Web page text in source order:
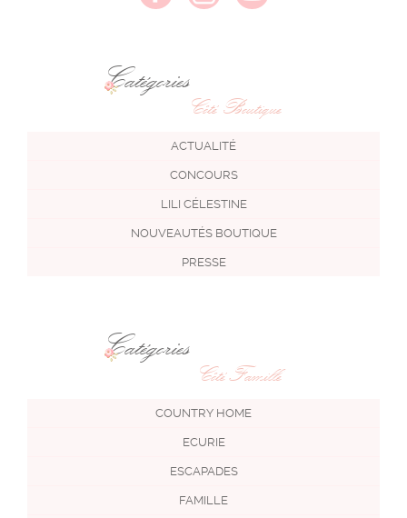
Catégories
Côté Boutique
ACTUALITÉ
CONCOURS
LILI CÉLESTINE
NOUVEAUTÉS BOUTIQUE
PRESSE
Catégories
Côté Famille
COUNTRY HOME
ECURIE
ESCAPADES
FAMILLE